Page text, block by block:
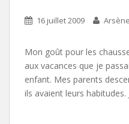
16 juillet 2009 Arsène
Mon goût pour les
aux vacances que je
enfant. Mes parents
ils avaient leurs habitudes.